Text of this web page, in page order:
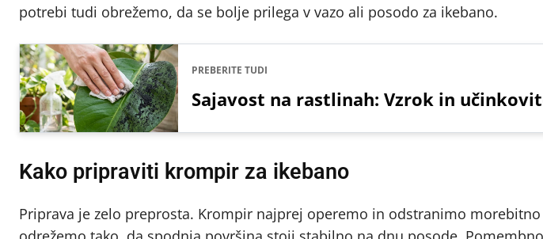
potrebi tudi obrežemo, da se bolje prilega v vazo ali posodo za ikebano.
PREBERITE TUDI
Sajavost na rastlinah: Vzrok in
Kako pripraviti krompir za ikebano
Priprava je zelo preprosta. Krompir najprej operemo in odstranimo